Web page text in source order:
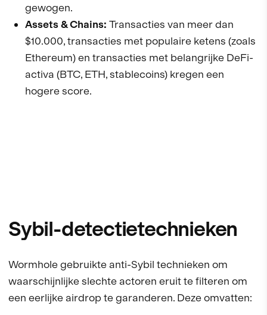
gewogen.
Assets & Chains: Transacties van meer dan
$10.000, transacties met populaire ketens (zoals
Ethereum) en transacties met belangrijke DeFi-
activa (BTC, ETH, stablecoins) kregen een
hogere score.
Sybil-detectietechnieken
Wormhole gebruikte anti-Sybil technieken om
waarschijnlijke slechte actoren eruit te filteren om
een eerlijke airdrop te garanderen. Deze omvatten: